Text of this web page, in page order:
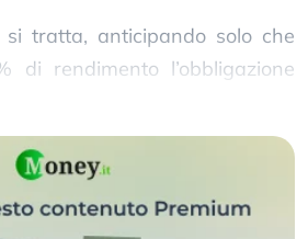
tratta, anticipando solo che
di rendimento l’obbligazione